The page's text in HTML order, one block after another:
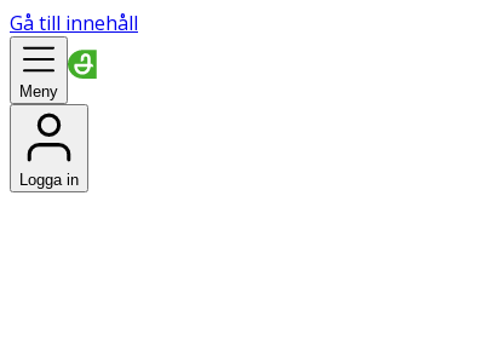
Gå till innehåll
Meny
Logga in